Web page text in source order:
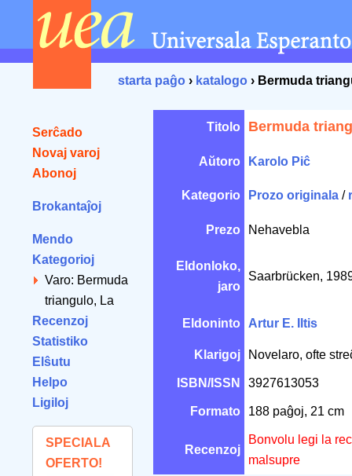
starta paĝo › katalogo › Bermuda
Serĉado
Novaj varoj
Abonoj
Brokantaĵoj
Mendo
Kategorioj
Varo: Bermuda
triangulo, La
Recenzoj
Statistiko
Elŝutu
Helpo
Ligiloj
SPECIALA
OFERTO!
Titolo Bermuda
Aŭtoro Karolo Piĉ
Kategorio Prozo originala /
Prezo Nehavebla
Eldonloko,
jaro
Saarbrücken,
Eldoninto Artur E. Iltis
Klarigoj Novelaro, ofte
ISBN/ISSN 3927613053
Formato 188 paĝoj, 21 cm
Recenzoj
Bonvolu legi la
malsupre